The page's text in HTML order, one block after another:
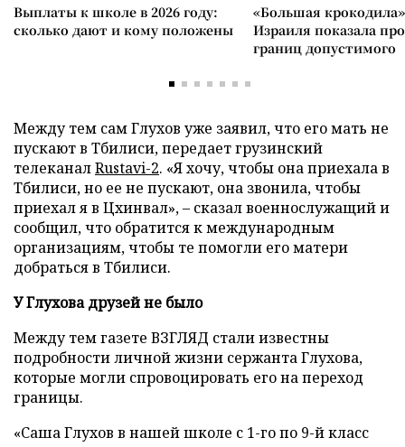
Выплаты к школе в 2026 году:
сколько дают и кому положены
«Большая
Израиля показала
границ допустимого
Между тем сам Глухов уже заявил, что его мать не
пускают в Тбилиси, передает грузинский
телеканалRustavi-2. «Я хочу, чтобы она приехала в
Тбилиси, но ее не пускают, она звонила, чтобы
приехал я в Цхинвал», – сказал военнослужащий и
сообщил, что обратится к международным
организациям, чтобы те помогли его матери
добраться в Тбилиси.
У Глухова друзей не было
Между тем газете ВЗГЛЯД стали известны
подробности личной жизни сержанта Глухова,
которые могли спровоцировать его на переход
границы.
«Саша Глухов в нашей школе с 1-го по 9-й класс